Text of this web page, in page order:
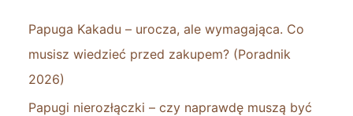
Papuga Kakadu – urocza, ale wymagająca. Co
musisz wiedzieć przed zakupem? (Poradnik
2026)
Papugi nierozłączki – czy naprawdę muszą być